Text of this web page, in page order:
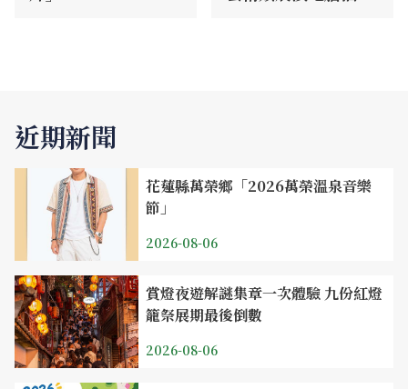
近期新聞
花蓮縣萬榮鄉「2026萬榮溫泉音樂
節」
2026-08-06
賞燈夜遊解謎集章一次體驗 九份紅燈
籠祭展期最後倒數
2026-08-06